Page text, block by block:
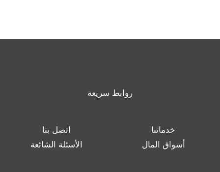
روابط سريعة
خدماتنا
اتصل بنا
أسواق المال
الأسئلة الشائعة